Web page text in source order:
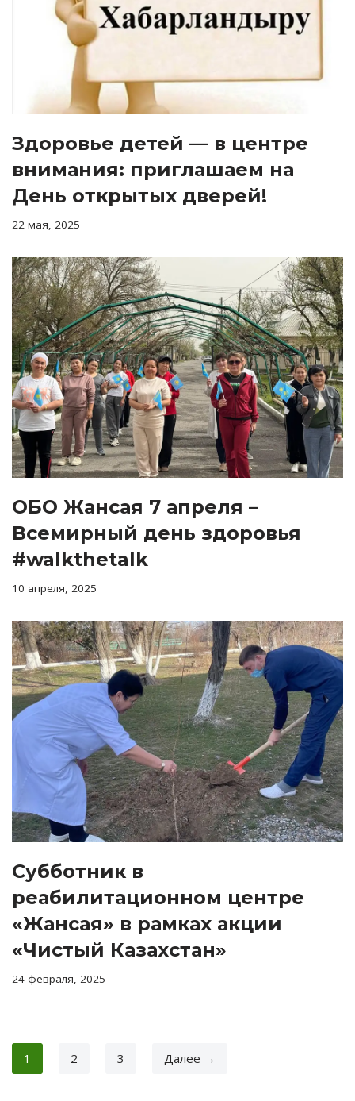
Здоровье детей — в центре
внимания: приглашаем на
День открытых дверей!
22 мая, 2025
ОБО Жансая 7 апреля –
Всемирный день здоровья
#walkthetalk
10 апреля, 2025
Субботник в
реабилитационном центре
«Жансая» в рамках акции
«Чистый Казахстан»
24 февраля, 2025
1 2 3 Далее →